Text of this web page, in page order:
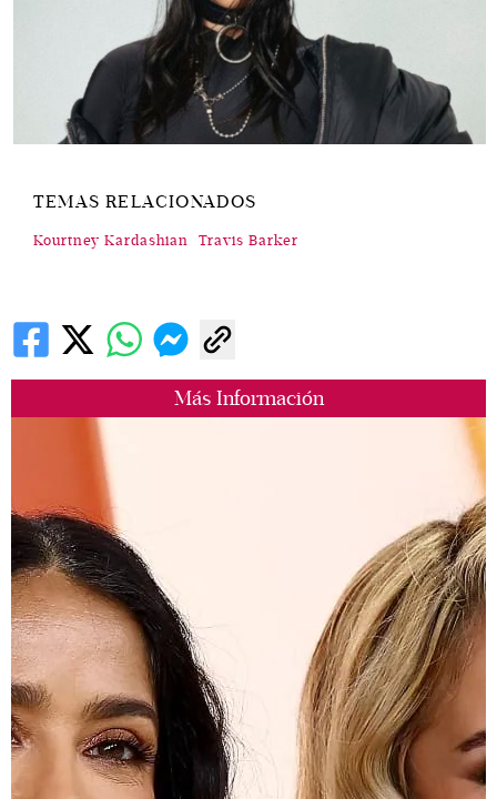
Más Información
TEMAS RELACIONADOS
Kourtney Kardashian Travis Barker